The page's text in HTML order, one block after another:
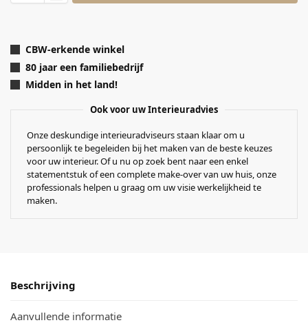
CBW-erkende winkel
80 jaar een familiebedrijf
Midden in het land!
Ook voor uw Interieuradvies
Onze deskundige interieuradviseurs staan klaar om u
persoonlijk te begeleiden bij het maken van de beste keuzes
voor uw interieur. Of u nu op zoek bent naar een enkel
statementstuk of een complete make-over van uw huis, onze
professionals helpen u graag om uw visie werkelijkheid te
maken.
Beschrijving
Aanvullende informatie